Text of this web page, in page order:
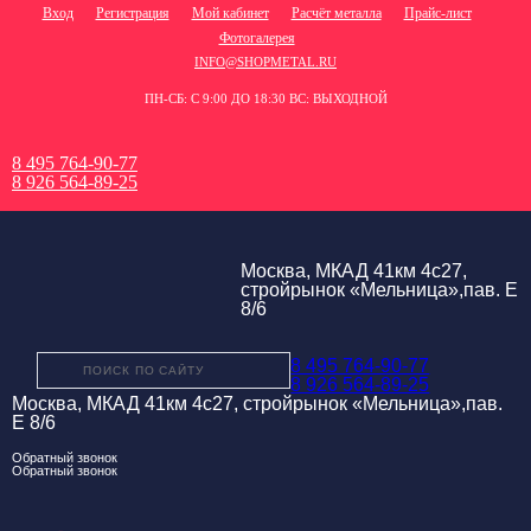
Вход Регистрация Мой кабинет Расчёт металла
Прайс-лист
Фотогалерея
INFO@SHOPMETAL.RU
ПН-СБ: С 9:00 ДО 18:30 ВС: ВЫХОДНОЙ
8 495 764-90-77
8 926 564-89-25
Москва, МКАД 41км 4с27,
стройрынок «Мельница»,пав. Е
8/6
8 495 764-90-77
8 926 564-89-25
Москва, МКАД 41км 4с27, стройрынок «Мельница»,пав.
Е 8/6
Обратный звонок
Обратный звонок